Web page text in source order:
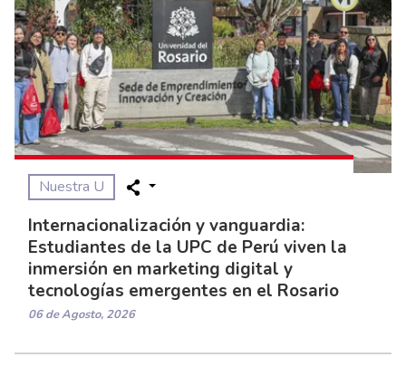
Nuestra U
Internacionalización y vanguardia:
Estudiantes de la UPC de Perú viven la
inmersión en marketing digital y
tecnologías emergentes en el Rosario
06 de Agosto, 2026